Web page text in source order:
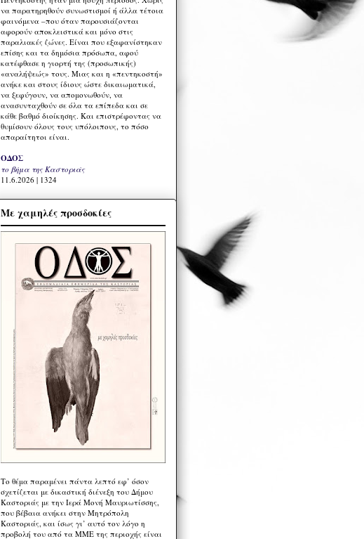
να παρατηρηθούν συνωστισμοί ή άλλα τέτοια
φαινόμενα –που όταν παρουσιάζονται
αφορούν αποκλειστικά και μόνο στις
παραλιακές ζώνες. Είναι που εξαφανίστηκαν
επίσης και τα δημόσια πρόσωπα, αφού
κατέφθασε η γιορτή της (προσωπικής)
«αναλήψεώς» τους. Μιας και η «πεντηκοστή»
ανήκε και στους ίδιους ώστε δικαιωματικά,
να ξεφύγουν, να απομονωθούν, να
ανασυνταχθούν σε όλα τα επίπεδα και σε
κάθε βαθμό διοίκησης. Και επιστρέφοντας να
θυμίσουν όλους τους υπόλοιπους, το πόσο
απαραίτητοι είναι.
ΟΔΟΣ
το βήμα της Καστοριάς
11.6.2026 | 1324
Με χαμηλές προσδοκίες
Το θέμα παραμένει πάντα λεπτό εφ’ όσον
σχετίζεται με δικαστική διένεξη του Δήμου
Καστοριάς με την Ιερά Μονή Μαυριωτίσσης,
που βέβαια ανήκει στην Μητρόπολη
Καστοριάς, και ίσως γι’ αυτό τον λόγο η
προβολή του από τα ΜΜΕ της περιοχής είναι